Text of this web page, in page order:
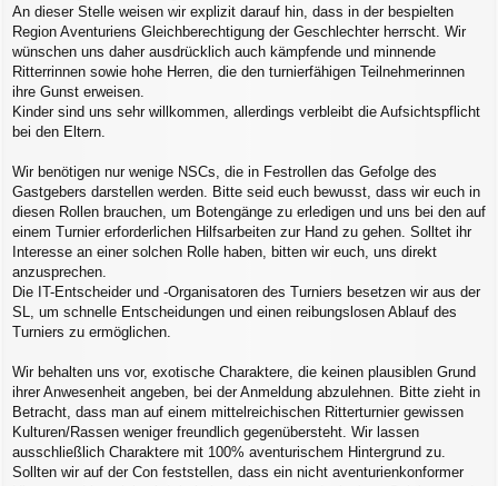
An dieser Stelle weisen wir explizit darauf hin, dass in der bespielten
Region Aventuriens Gleichberechtigung der Geschlechter herrscht. Wir
wünschen uns daher ausdrücklich auch kämpfende und minnende
Ritterrinnen sowie hohe Herren, die den turnierfähigen Teilnehmerinnen
ihre Gunst erweisen.
Kinder sind uns sehr willkommen, allerdings verbleibt die Aufsichtspflicht
bei den Eltern.
Wir benötigen nur wenige NSCs, die in Festrollen das Gefolge des
Gastgebers darstellen werden. Bitte seid euch bewusst, dass wir euch in
diesen Rollen brauchen, um Botengänge zu erledigen und uns bei den auf
einem Turnier erforderlichen Hilfsarbeiten zur Hand zu gehen. Solltet ihr
Interesse an einer solchen Rolle haben, bitten wir euch, uns direkt
anzusprechen.
Die IT-Entscheider und -Organisatoren des Turniers besetzen wir aus der
SL, um schnelle Entscheidungen und einen reibungslosen Ablauf des
Turniers zu ermöglichen.
Wir behalten uns vor, exotische Charaktere, die keinen plausiblen Grund
ihrer Anwesenheit angeben, bei der Anmeldung abzulehnen. Bitte zieht in
Betracht, dass man auf einem mittelreichischen Ritterturnier gewissen
Kulturen/Rassen weniger freundlich gegenübersteht. Wir lassen
ausschließlich Charaktere mit 100% aventurischem Hintergrund zu.
Sollten wir auf der Con feststellen, dass ein nicht aventurienkonformer